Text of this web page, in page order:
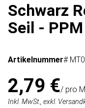
Schwarz
Seil -
Artikelnummer#
2,79 €/ pro
Inkl. MwSt., exkl.